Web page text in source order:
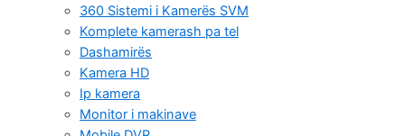
360 Sistemi i Kamerës SVM
Komplete kamerash pa tel
Dashamirës
Kamera HD
Ip kamera
Monitor i makinave